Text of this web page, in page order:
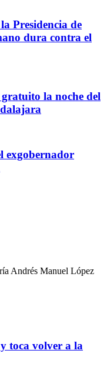
Presidencia de
dura contra el
la noche del
exgobernador
Andrés Manuel López
toca volver a la